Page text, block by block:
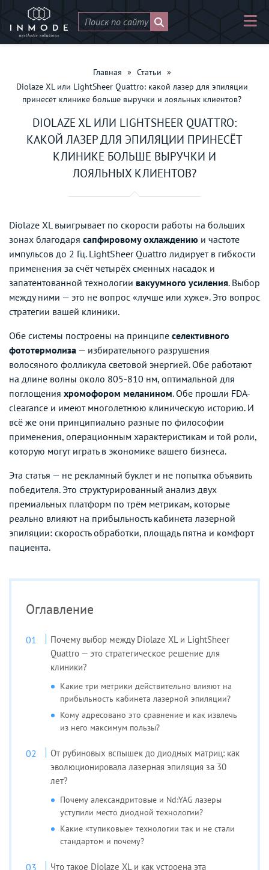
Главная » Статьи »
Diolaze XL или LightSheer Quattro: какой лазер для эпиляции
принесёт клинике больше выручки и лояльных клиентов?
DIOLAZE XL ИЛИ LIGHTSHEER QUATTRO:
КАКОЙ ЛАЗЕР ДЛЯ ЭПИЛЯЦИИ ПРИНЕСЁТ
КЛИНИКЕ БОЛЬШЕ ВЫРУЧКИ И
ЛОЯЛЬНЫХ КЛИЕНТОВ?
Diolaze XL выигрывает по скорости работы на больших
зонах благодаря сапфировому охлаждению и частоте
импульсов до 2 Гц. LightSheer Quattro лидирует в гибкости
применения за счёт четырёх сменных насадок и
запатентованной технологии вакуумного усиления. Выбор
между ними — это не вопрос «лучше или хуже». Это вопрос
стратегии вашей клиники.
Обе системы построены на принципе селективного
фототермолиза — избирательного разрушения
волосяного фолликула световой энергией. Обе работают
на длине волны около 805-810 нм, оптимальной для
поглощения хромофором меланином. Обе прошли FDA-
clearance и имеют многолетнюю клиническую историю. И
всё же они принципиально разные по философии
применения, операционным характеристикам и той роли,
которую могут играть в экономике вашего бизнеса.
Эта статья — не рекламный буклет и не попытка объявить
победителя. Это структурированный анализ двух
премиальных платформ по трём метрикам, которые
реально влияют на прибыльность кабинета лазерной
эпиляции: скорость обработки, площадь пятна и комфорт
пациента.
Оглавление
Почему выбор между Diolaze XL и LightSheer
Quattro — это стратегическое решение для
клиники?
Какие три метрики действительно влияют на
прибыльность кабинета лазерной эпиляции?
Кому адресовано это сравнение и как извлечь
из него максимум пользы?
От рубиновых вспышек до диодных матриц: как
эволюционировала лазерная эпиляция за 30
лет?
Почему александритовые и Nd:YAG лазеры
уступили место диодной технологии?
Какие «тупиковые» технологии так и не стали
стандартом и почему?
Что такое Diolaze XL и как устроена эта